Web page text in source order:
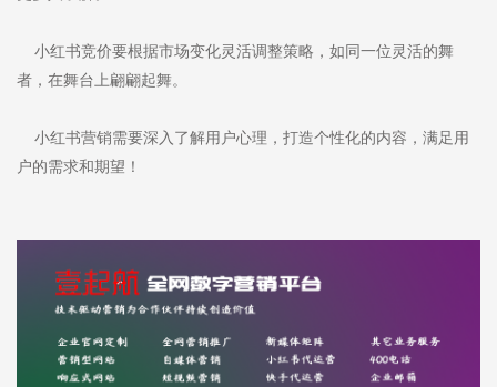
小红书竞价要根据市场变化灵活调整策略，如同一位灵活的舞
者，在舞台上翩翩起舞。
小红书营销需要深入了解用户心理，打造个性化的内容，满足用
户的需求和期望！